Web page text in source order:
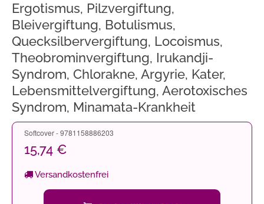
Ergotismus, Pilzvergiftung,
Bleivergiftung, Botulismus,
Quecksilbervergiftung, Locoismus,
Theobrominvergiftung, Irukandji-
Syndrom, Chlorakne, Argyrie, Kater,
Lebensmittelvergiftung, Aerotoxisches
Syndrom, Minamata-Krankheit
Softcover - 9781158886203
15,74 €
Versandkostenfrei